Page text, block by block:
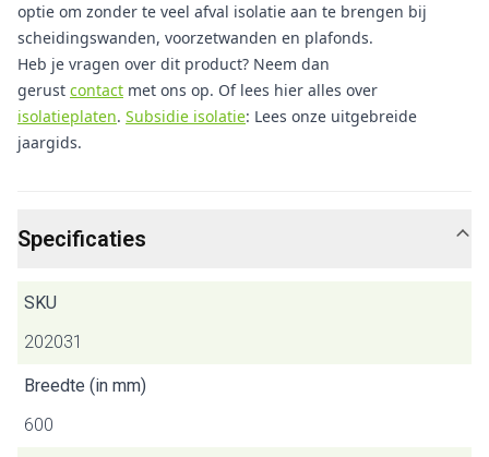
optie om zonder te veel afval isolatie aan te brengen bij
scheidingswanden, voorzetwanden en plafonds.
Heb je vragen over dit product? Neem dan
gerust contact met ons op. Of lees hier alles over
isolatieplaten. Subsidie isolatie: Lees onze uitgebreide
jaargids.
Specificaties
SKU
202031
Breedte (in mm)
600